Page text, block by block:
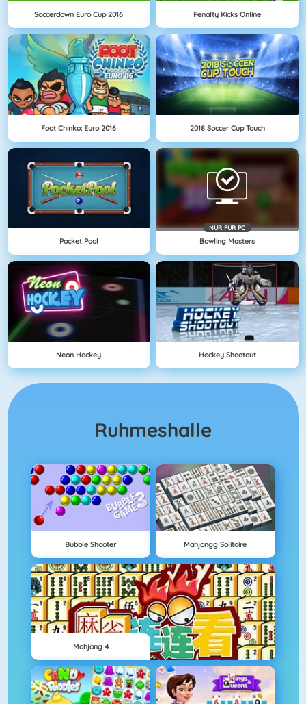
Soccerdown Euro Cup 2016 Penalty Kicks Online
Foot Chinko: Euro 2016 2018 Soccer Cup Touch
Pocket Pool
NÜR FÜR PC
Bowling Masters
Neon Hockey Hockey Shootout
Ruhmeshalle
Bubble Shooter Mahjongg Solitaire
Mahjong 4